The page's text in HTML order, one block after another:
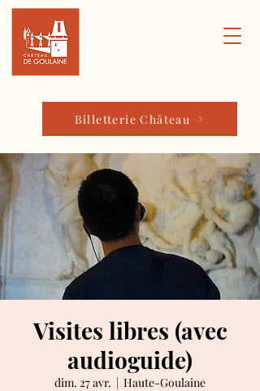
Billetterie Château
Visites libres (avec
audioguide)
dim. 27 avr.
  |
Haute-Goulaine